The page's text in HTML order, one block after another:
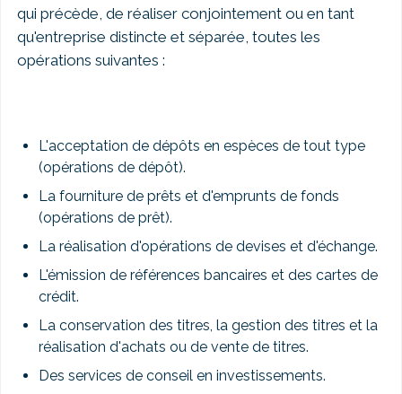
qui précède, de réaliser conjointement ou en tant
qu'entreprise distincte et séparée, toutes les
opérations suivantes :
L'acceptation de dépôts en espèces de tout type
(opérations de dépôt).
La fourniture de prêts et d'emprunts de fonds
(opérations de prêt).
La réalisation d'opérations de devises et d'échange.
L'émission de références bancaires et des cartes de
crédit.
La conservation des titres, la gestion des titres et la
réalisation d'achats ou de vente de titres.
Des services de conseil en investissements.